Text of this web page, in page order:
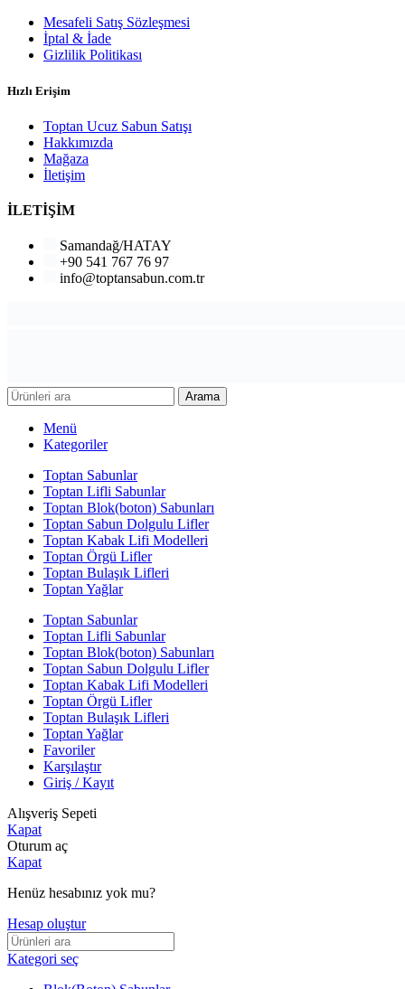
Mesafeli Satış Sözleşmesi
İptal & İade
Gizlilik Politikası
Hızlı Erişim
Toptan Ucuz Sabun Satışı
Hakkımızda
Mağaza
İletişim
İLETİŞİM
Samandağ/HATAY
+90 541 767 76 97
info@toptansabun.com.tr
Arama
Menü
Kategoriler
Toptan Sabunlar
Toptan Lifli Sabunlar
Toptan Blok(boton) Sabunları
Toptan Sabun Dolgulu Lifler
Toptan Kabak Lifi Modelleri
Toptan Örgü Lifler
Toptan Bulaşık Lifleri
Toptan Yağlar
Toptan Sabunlar
Toptan Lifli Sabunlar
Toptan Blok(boton) Sabunları
Toptan Sabun Dolgulu Lifler
Toptan Kabak Lifi Modelleri
Toptan Örgü Lifler
Toptan Bulaşık Lifleri
Toptan Yağlar
Favoriler
Karşılaştır
Giriş / Kayıt
Alışveriş Sepeti
Kapat
Oturum aç
Kapat
Henüz hesabınız yok mu?
Hesap oluştur
Kategori seç